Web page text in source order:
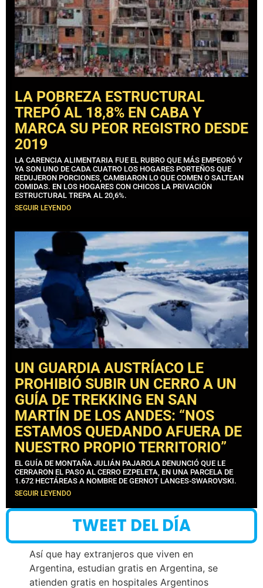
LA POBREZA ESTRUCTURAL
TREPÓ AL 18,8% EN CABA Y
MARCA SU PEOR REGISTRO DESDE
2019
LA CARENCIA ALIMENTARIA FUE EL RUBRO QUE MÁS EMPEORÓ Y
YA SON UNO DE CADA CUATRO LOS HOGARES PORTEÑOS QUE
REDUJERON PORCIONES, CAMBIARON LO QUE COMEN O SALTEAN
COMIDAS. EN LOS HOGARES CON CHICOS LA PRIVACIÓN
ESTRUCTURAL TREPA AL 20,6%.
SEGUIR LEYENDO
UN GUARDIA AUSTRÍACO LE
PROHIBIÓ SUBIR UN CERRO A UN
GUÍA DE TREKKING EN SAN
MARTÍN DE LOS ANDES: “NOS
ESTAMOS QUEDANDO AFUERA DE
NUESTRO PROPIO TERRITORIO”
EL GUÍA DE MONTAÑA JULIÁN PAJAROLA DENUNCIÓ QUE LE
CERRARON EL PASO AL CERRO EZPELETA, EN UNA PARCELA DE
1.672 HECTÁREAS A NOMBRE DE GERNOT LANGES-SWAROVSKI.
SEGUIR LEYENDO
TWEET DEL DÍA
Así que hay extranjeros que viven en
Argentina, estudian gratis en Argentina, se
atienden gratis en hospitales Argentinos